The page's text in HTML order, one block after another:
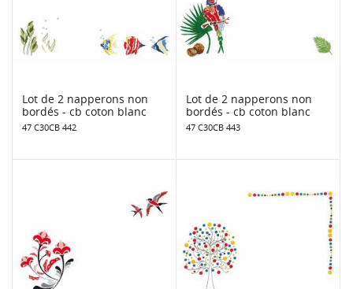
Lot de 2 napperons non
bordés - cb coton blanc
47 C30CB 442
Lot de 2 napperons non
bordés - cb coton blanc
47 C30CB 443